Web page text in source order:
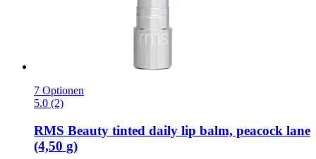
7 Optionen
5.0 (2)
RMS Beauty tinted daily lip balm, peacock lane
(4,50 g)